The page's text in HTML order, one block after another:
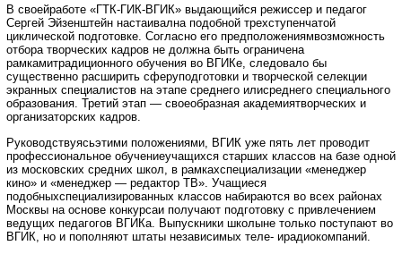
В своейработе «ГТК-ГИК-ВГИК» выдающийся режиссер и педагог
Сергей Эйзенштейн настаивална подобной трехступенчатой
циклической подготовке. Согласно его предположениямвозможность
отбора творческих кадров не должна быть ограничена
рамкамитрадиционного обучения во ВГИКе, следовало бы
существенно расширить сферуподготовки и творческой селекции
экранных специалистов на этапе среднего илисреднего специального
образования. Третий этап — своеобразная академиятворческих и
организаторских кадров.
Руководствуясьэтими положениями, ВГИК уже пять лет проводит
профессиональное обучениеучащихся старших классов на базе одной
из московских средних школ, в рамкахспециализации «менеджер
кино» и «менеджер — редактор ТВ». Учащиеся
подобныхспециализированных классов набираются во всех районах
Москвы на основе конкурсаи получают подготовку с привлечением
ведущих педагогов ВГИКа. Выпускники школыне только поступают во
ВГИК, но и пополняют штаты независимых теле- ирадиокомпаний.